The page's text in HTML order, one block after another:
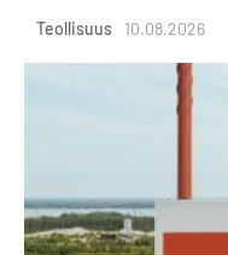
Teollisuus 10.08.2026